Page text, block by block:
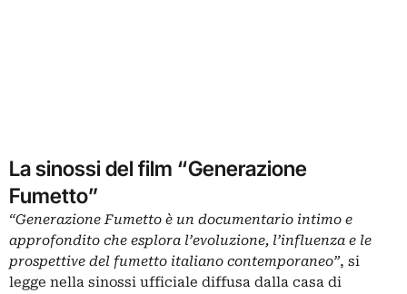
La sinossi del film “Generazione
Fumetto”
“Generazione Fumetto è un documentario intimo e
approfondito che esplora l’evoluzione, l’influenza e le
prospettive del fumetto italiano contemporaneo”, si
legge nella sinossi ufficiale diffusa dalla casa di